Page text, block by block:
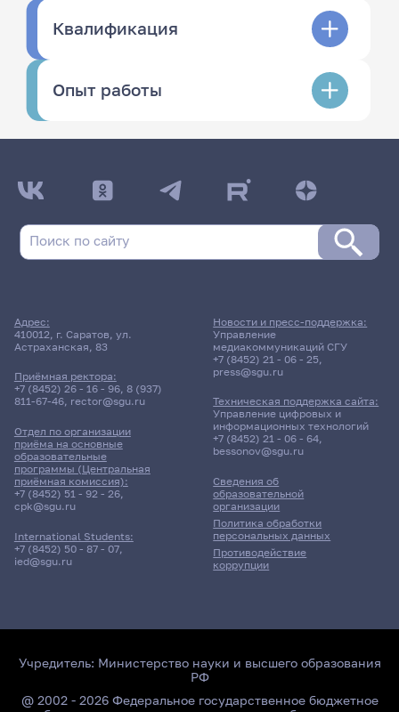
Квалификация
Опыт работы
Адрес:
410012, г. Саратов, ул.
Астраханская, 83
Приёмная ректора:
+7 (8452) 26 - 16 - 96, 8 (937)
811-67-46, rector@sgu.ru
Отдел по организации
приёма на основные
образовательные
программы (Центральная
приёмная комиссия):
+7 (8452) 51 - 92 - 26,
cpk@sgu.ru
International Students:
+7 (8452) 50 - 87 - 07,
ied@sgu.ru
Сведения об
образовательной
организации
Политика обработки
персональных данных
Противодействие
коррупции
Новости и пресс-поддержка:
Управление
медиакоммуникаций СГУ
+7 (8452) 21 - 06 - 25,
press@sgu.ru
Техническая поддержка сайта:
Управление цифровых и
информационных технологий
+7 (8452) 21 - 06 - 64,
bessonov@sgu.ru
Учредитель: Министерство науки и высшего образования
РФ
@ 2002 - 2026 Федеральное государственное бюджетное